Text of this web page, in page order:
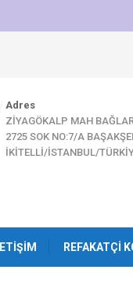
Adres
ZİYAGÖKALP MAH
2725 SOK NO:7/A
İKİTELLİ/İSTANBUL/
REFAKATÇI